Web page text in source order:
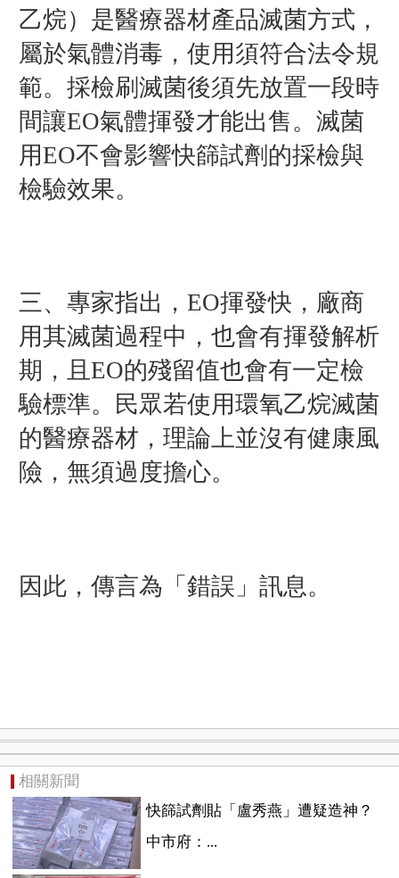
乙烷）是醫療器材產品滅菌方式，
屬於氣體消毒，使用須符合法令規
範。採檢刷滅菌後須先放置一段時
間讓EO氣體揮發才能出售。滅菌
用EO不會影響快篩試劑的採檢與
檢驗效果。
三、專家指出，EO揮發快，廠商
用其滅菌過程中，也會有揮發解析
期，且EO的殘留值也會有一定檢
驗標準。民眾若使用環氧乙烷滅菌
的醫療器材，理論上並沒有健康風
險，無須過度擔心。
因此，傳言為「錯誤」訊息。
相關新聞
快篩試劑貼「盧秀燕」遭疑造神？
中市府：...